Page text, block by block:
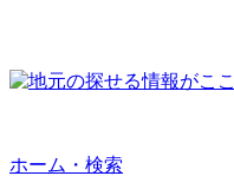
ホーム・検索